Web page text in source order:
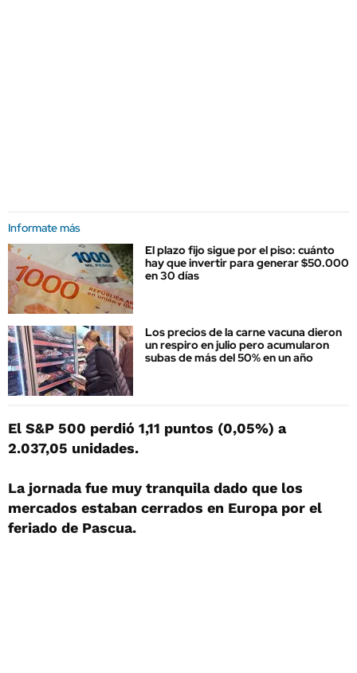
Informate más
El plazo fijo sigue por el piso: cuánto
hay que invertir para generar $50.000
en 30 días
Los precios de la carne vacuna dieron
un respiro en julio pero acumularon
subas de más del 50% en un año
El S&P 500 perdió 1,11 puntos (0,05%) a
2.037,05 unidades.
La jornada fue muy tranquila dado que los
mercados estaban cerrados en Europa por el
feriado de Pascua.